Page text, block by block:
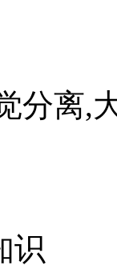
分离,
识